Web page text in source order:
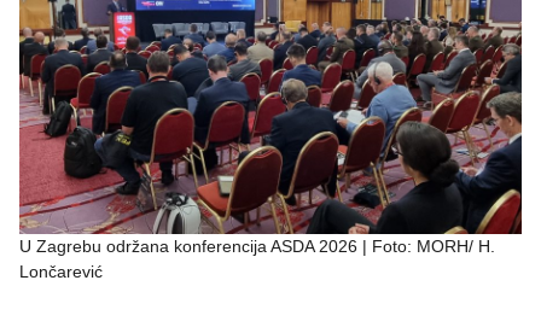
U Zagrebu održana konferencija ASDA 2026 | Foto: MORH/ H.
Lončarević